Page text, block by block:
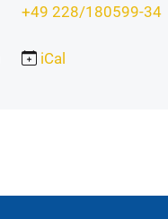
+49 228/180599-34
iCal